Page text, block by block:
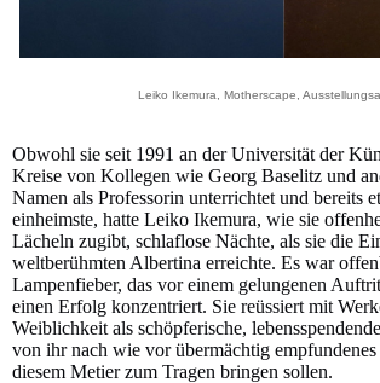
Leiko Ikemura, Motherscape,
Obwohl sie seit 1991 an der Universität der
Kreise von Kollegen wie Georg Baselitz und
Namen als Professorin unterrichtet und bereits
einheimste, hatte Leiko Ikemura, wie sie
Lächeln zugibt, schlaflose Nächte, als sie die
weltberühmten Albertina erreichte. Es war
Lampenfieber, das vor einem gelungenen
einen Erfolg konzentriert. Sie reüssiert mit
Weiblichkeit als schöpferische,
von ihr nach wie vor übermächtig empfundenes
diesem Metier zum Tragen bringen sollen.